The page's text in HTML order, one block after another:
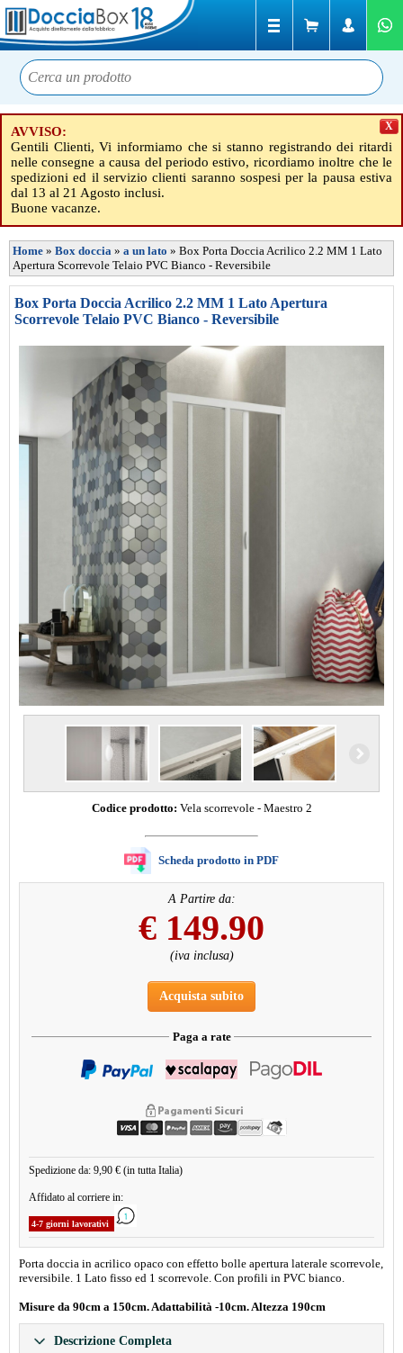
AVVISO:
Gentili Clienti, Vi informiamo che si stanno registrando dei ritardi
nelle consegne a causa del periodo estivo, ricordiamo inoltre che le
spedizioni ed il servizio clienti saranno sospesi per la pausa estiva
dal 13 al 21 Agosto inclusi.
Buone vacanze.
X
Home » Box doccia » a un lato » Box Porta Doccia Acrilico 2.2 MM 1 Lato
Apertura Scorrevole Telaio PVC Bianco - Reversibile
Box Porta Doccia Acrilico 2.2 MM 1 Lato Apertura
Scorrevole Telaio PVC Bianco - Reversibile
Codice prodotto: Vela scorrevole - Maestro 2
Scheda prodotto in PDF
A Partire da:
€ 149.90
(iva inclusa)
Acquista subito
Paga a rate
Spedizione da: 9,90 € (in tutta Italia)
Affidato al corriere in:
4-7 giorni lavorativi
Porta doccia in acrilico opaco con effetto bolle apertura laterale scorrevole,
reversibile. 1 Lato fisso ed 1 scorrevole. Con profili in PVC bianco.
Misure da 90cm a 150cm. Adattabilità -10cm. Altezza 190cm
Descrizione Completa